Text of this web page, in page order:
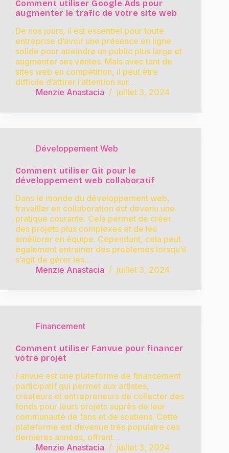
Comment utiliser Google Ads pour
augmenter le trafic de votre site web
De nos jours, il est essentiel pour toute
entreprise d’avoir une présence en ligne
solide pour atteindre un public plus large et
augmenter ses ventes. Mais avec tant de
sites web en compétition, il peut être
difficile d’attirer l’attention sur…
Menzie Anastacia
juillet 3, 2024
Développement Web
Comment utiliser Git pour le
développement web collaboratif
Dans le monde du développement web,
travailler en collaboration est devenu une
pratique courante. Cela permet de créer
des projets plus complexes et de les
améliorer en équipe. Cependant, cela peut
également entrainer des problèmes lorsqu’il
s’agit de gérer les…
Menzie Anastacia
juillet 3, 2024
Financement
Comment utiliser Fanvue pour financer
votre projet
Fanvue est une plateforme de financement
participatif qui permet aux artistes,
créateurs et entrepreneurs de collecter des
fonds pour leurs projets auprès de leur
communauté de fans et de soutiens. Cette
plateforme est devenue très populaire ces
dernières années, offrant…
Menzie Anastacia
juillet 3, 2024